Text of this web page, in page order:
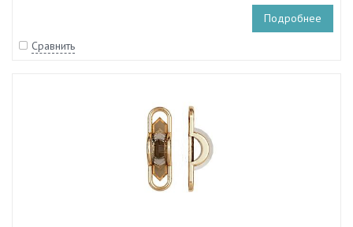
Подробнее
Сравнить